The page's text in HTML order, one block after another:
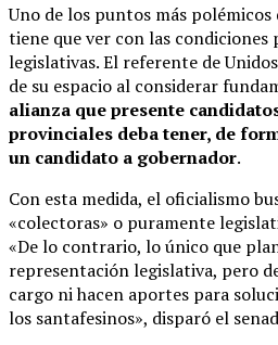
Uno de los puntos más
tiene que ver con las condiciones
legislativas. El referente de
de su espacio al considerar
alianza que presente
provinciales deba tener, de
un candidato a gobernador.
Con esta medida, el oficialismo
«colectoras» o puramente
«De lo contrario, lo único que
representación legislativa, pero
cargo ni hacen aportes para
los santafesinos», disparó el